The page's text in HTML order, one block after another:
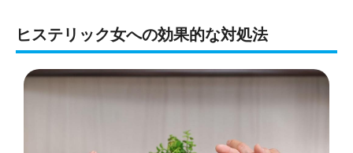
ヒステリック女への効果的な対処法